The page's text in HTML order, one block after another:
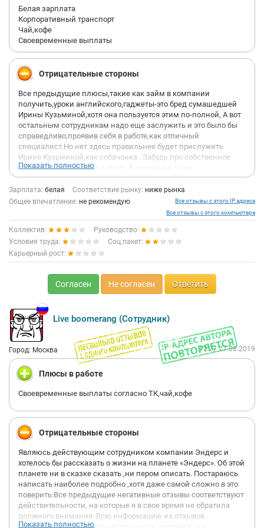
они продержаться?
Белая зарплата
Корпоративный транспорт
Чай,кофе
Своевременные выплаты
Отрицательные стороны
Все предыдущие плюсы,такие как займ в компании
получить,уроки английского,гаджеты-это бред сумашедшей
Ирины Кузьминой,хотя она пользуется этим по-полной, А вот
остальным сотрудникам надо еще заслужить и это было бы
справедливо,проявив себя в работе,как отличный
специалист.Но нет здесь правильнее будет прислужить
Ирине Кузьминой,как собачонка . Забудь про собственное
мнение , свои навыки и опыт. В компании один
супермегаспециалист и это она. Как она утверждает всем
сотрудникам,неофициально Кузьмина И. зам.генерального
директора Торбена Лемме.И это похоже на правду,потому что
ген.директор при решении рабочих задач даже разговаривать
с тобой не будет,ни говоря уже о личном. Это невозможно
получить день за свой счет ,чтобы проводить первоклашку в
школу, попасть на выпускной к ребенку,либо не дай бог
внезапные проблемы со здоровьем. Реально только в случае
отличной службы ИК. У них с генеральным директором
особая связь,раз только она имеет доступ ко всем
благам,таких как займ и т.д. А вы остальные сотрудники для
руководства во главе Торбена Лемме,Ирины Кузьминой и
Буланова - БЫДЛО,довольствуйтесь теплом в зимнее время,а
зимой грейтесь ,а бонусы -бесплатный чай и кофе. А твои
навыки и опыт ,с которыми изначально тебя принимают
нафиг никому не нужно .Это все для прикрытия перед
Германией. Попользовались,вид создали и прощайте вы нам
не нужны,но важное условие-только по собственному
желанию,ведь страшно иногда бывает руководству или
совестно ,но этого мы не узнаем,потому что для них
сотрудники-это рабы !!!
Показать полностью
Зарплата: белая Соответствие рынку: ниже рынка
Общее впечатление: не рекомендую
Все отзывы с этого IP адреса
Все отзывы с этого компьютера
Коллектив:
Руководство:
Условия труда:
Соц.пакет:
Карьерный рост:
Согласен Не согласен Ответить
Live boomerang (Сотрудник)
Город: Москва 17:27 27.08.2019
Плюсы в работе
Своевременные выплаты согласно ТК,чай,кофе
Отрицательные стороны
Являюсь действующим сотрудником компании Эндерс и
хотелось бы рассказать о жизни на планете «Эндерс». Об этой
планете ни в сказке сказать ,ни пером описать. Постараюсь
написать наиболее подробно ,хотя даже самой сложно в это
поверить.Все предыдущие негативные отзывы соответствуют
действительности, на которые я в свое время не обратила
должного внимания. Всю информацию из отзывов
Показать полностью